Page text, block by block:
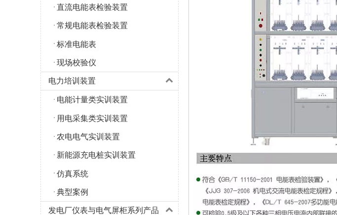
直流电能表检验装置
常规电能表检验装置
标准电能表
现场校验仪
电力培训装置
电能计量类实训装置
用电采集类实训装置
农电电气实训装置
新能源充电桩实训装置
仿真系统
典型案例
发电厂仪表与电气屏柜系列产品